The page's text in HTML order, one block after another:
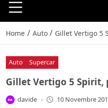
Home / Auto / Gillet Vertigo 5
Auto Supercar
Gillet Vertigo 5 Spirit,
davide - 10 Novembre